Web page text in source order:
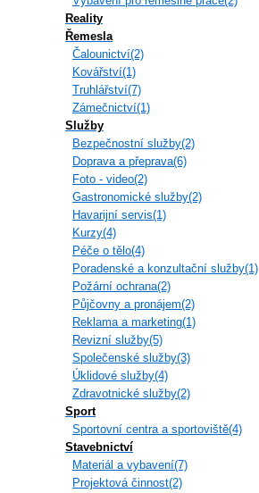
Reality
Řemesla
Čalounictví(2)
Kovářství(1)
Truhlářství(7)
Zámečnictví(1)
Služby
Bezpečnostní služby(2)
Doprava a přeprava(6)
Foto - video(2)
Gastronomické služby(2)
Havarijní servis(1)
Kurzy(4)
Péče o tělo(4)
Poradenské a konzultační služby(1)
Požární ochrana(2)
Půjčovny a pronájem(2)
Reklama a marketing(1)
Revizní služby(5)
Společenské služby(3)
Úklidové služby(4)
Zdravotnické služby(2)
Sport
Sportovní centra a sportoviště(4)
Stavebnictví
Materiál a vybavení(7)
Projektová činnost(2)